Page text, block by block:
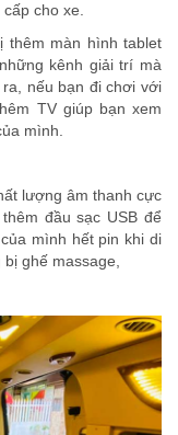
cho xe.
thêm màn hình tablet
kênh giải trí mà
nếu bạn đi chơi với
TV giúp bạn xem
mình.
lượng âm thanh cực
đầu sạc USB để
mình hết pin khi di
ghế massage,